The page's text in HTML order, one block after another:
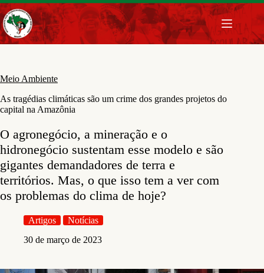
Pular
para
o
conteúdo
Meio Ambiente
As tragédias climáticas são um crime dos grandes projetos do
capital na Amazônia
O agronegócio, a mineração e o
hidronegócio sustentam esse modelo e são
gigantes demandadores de terra e
territórios. Mas, o que isso tem a ver com
os problemas do clima de hoje?
Artigos
Notícias
30 de março de 2023